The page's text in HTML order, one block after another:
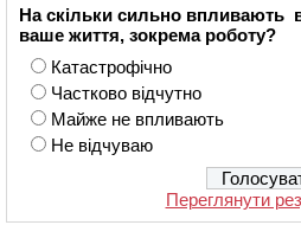
На скільки сильно впливають
ваше життя, зокрема роботу?
Катастрофічно
Частково відчутно
Майже не впливають
Не відчуваю
Переглянути